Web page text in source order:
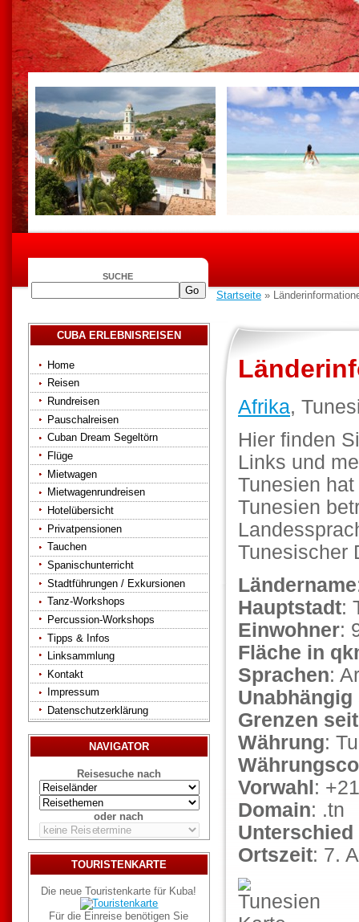
SUCHE
Startseite »
CUBA ERLEBNISREISEN
Home
Reisen
Rundreisen
Pauschalreisen
Cuban Dream Segeltörn
Flüge
Mietwagen
Mietwagenrundreisen
Hotelübersicht
Privatpensionen
Tauchen
Spanischunterricht
Stadtführungen / Exkursionen
Tanz-Workshops
Percussion-Workshops
Tipps & Infos
Linksammlung
Kontakt
Impressum
Datenschutzerklärung
NAVIGATOR
Reisesuche nach
oder nach
TOURISTENKARTE
Die neue Touristenkarte für Kuba!
Für die Einreise benötigen Sie
Afrika,
Hier finden
Links und
Tunesien
Tunesien
Tunesischer
Ländername
Hauptstadt:
Einwohner:
Fläche in
Sprachen:
Unabhängig
Grenzen seit
Währung:
Vorwahl :
Domain: .tn
Unterschied
Ortszeit: 7.